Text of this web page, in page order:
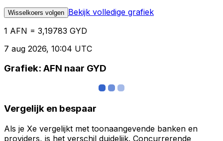
Wisselkoers volgen Bekijk volledige grafiek
1 AFN = 3,19783 GYD
7 aug 2026, 10:04 UTC
Grafiek: AFN naar GYD
Vergelijk en bespaar
Als je Xe vergelijkt met toonaangevende banken en
providers, is het verschil duidelijk. Concurrerende